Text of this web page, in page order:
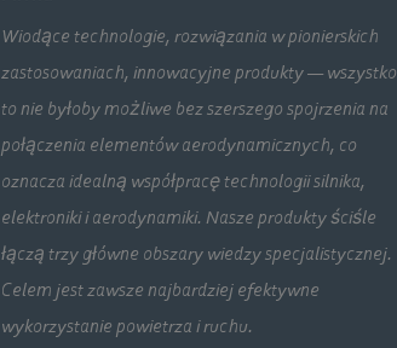
Wiodące technologie, rozwiązania w pionierskich
zastosowaniach, innowacyjne produkty — wszystko
to nie byłoby możliwe bez szerszego spojrzenia na
połączenia elementów aerodynamicznych, co
oznacza idealną współpracę technologii silnika,
elektroniki i aerodynamiki. Nasze produkty ściśle
łączą trzy główne obszary wiedzy specjalistycznej.
Celem jest zawsze najbardziej efektywne
wykorzystanie powietrza i ruchu.